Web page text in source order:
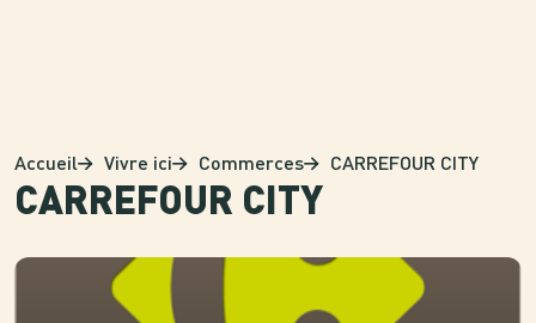
CARREFOUR CITY
Accueil Vivre ici Commerces CARREFOUR CITY
Photo